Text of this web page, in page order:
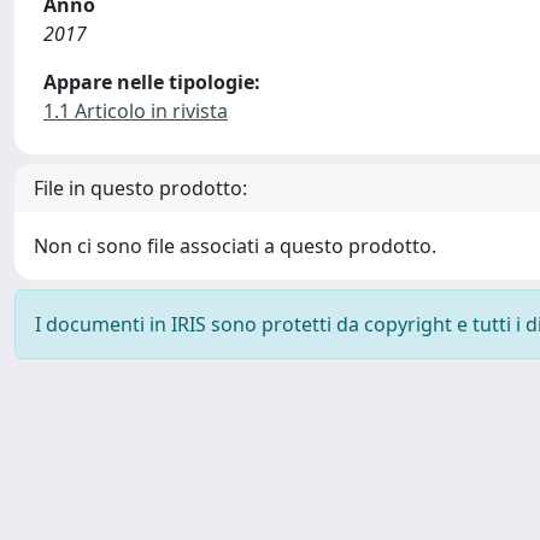
2017
Appare nelle tipologie:
1.1 Articolo in rivista
File in questo prodotto:
Non ci sono file associati a questo prodotto.
I documenti in IRIS sono protetti da copyright e tutti i